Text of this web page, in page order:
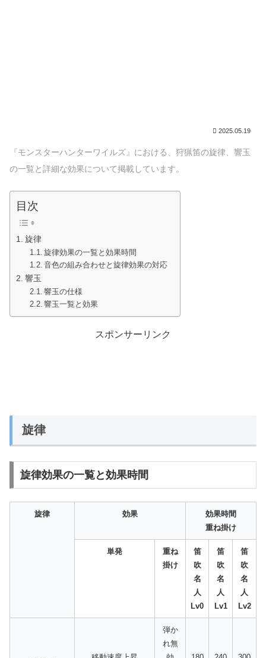
2025.05.19
『モンスターハンターワイルズ』における、狩猟笛の旋律、響玉
の一覧と詳細な効果について掲載しています。
目次
旋律
旋律効果の一覧と効果時間
音色の組み合わせと旋律効果の対応
響玉
響玉の仕様
響玉一覧と効果
スポンサーリンク
旋律
旋律効果の一覧と効果時間
旋律 効果
効果時間
重ね掛け
単発
重ね
掛け
笛
吹
名
人
Lv0
笛
吹
名
人
Lv1
笛
吹
名
人
Lv2
弾か
れ無